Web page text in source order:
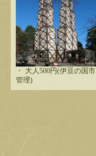
・ 大人500円(伊豆の国市
管理)